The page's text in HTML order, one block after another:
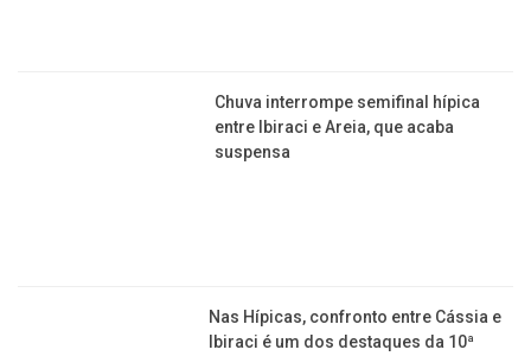
​Chuva interrompe semifinal hípica
entre Ibiraci e Areia, que acaba
suspensa
Nas Hípicas, confronto entre Cássia e
Ibiraci é um dos destaques da 10ª